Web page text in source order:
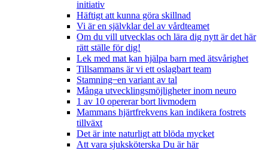
initiativ
Häftigt att kunna göra skillnad
Vi är en självklar del av vårdteamet
Om du vill utvecklas och lära dig nytt är det här
rätt ställe för dig!
Lek med mat kan hjälpa barn med ätsvårighet
Tillsammans är vi ett oslagbart team
Stamning ̶ en variant av tal
Många utvecklingsmöjligheter inom neuro
1 av 10 opererar bort livmodern
Mammans hjärtfrekvens kan indikera fostrets
tillväxt
Det är inte naturligt att blöda mycket
Att vara sjuksköterska Du är här